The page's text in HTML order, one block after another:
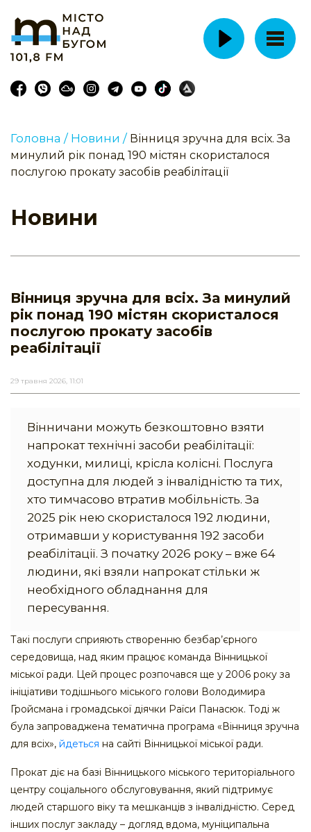
Головна / Новини / Вінниця зручна для всіх. За
минулий рік понад 190 містян скористалося
послугою прокату засобів реабілітації
Новини
Вінниця зручна для всіх. За минулий
рік понад 190 містян скористалося
послугою прокату засобів
реабілітації
29 травня 2026, 11:01
Вінничани можуть безкоштовно взяти
напрокат технічні засоби реабілітації:
ходунки, милиці, крісла колісні. Послуга
доступна для людей з інвалідністю та тих,
хто тимчасово втратив мобільність. За
2025 рік нею скористалося 192 людини,
отримавши у користування 192 засоби
реабілітації. З початку 2026 року – вже 64
людини, які взяли напрокат стільки ж
необхідного обладнання для
пересування.
Такі послуги сприяють створенню безбар’єрного
середовища, над яким працює команда Вінницької
міської ради. Цей процес розпочався ще у 2006 року за
ініціативи тодішнього міського голови Володимира
Гройсмана і громадської діячки Раїси Панасюк. Тоді ж
була запроваджена тематична програма «Вінниця зручна
для всіх», йдеться на сайті Вінницької міської ради.
Прокат діє на базі Вінницького міського територіального
центру соціального обслуговування, який підтримує
людей старшого віку та мешканців з інвалідністю. Серед
інших послуг закладу – догляд вдома, муніципальна